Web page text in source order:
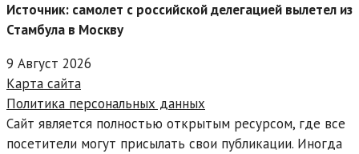
Источник: самолет с российской делегацией вылетел из
Стамбула в Москву
9 Август 2026
Карта сайта
Политика персональных данных
Сайт является полностью открытым ресурсом, где все
посетители могут присылать свои публикации. Иногда